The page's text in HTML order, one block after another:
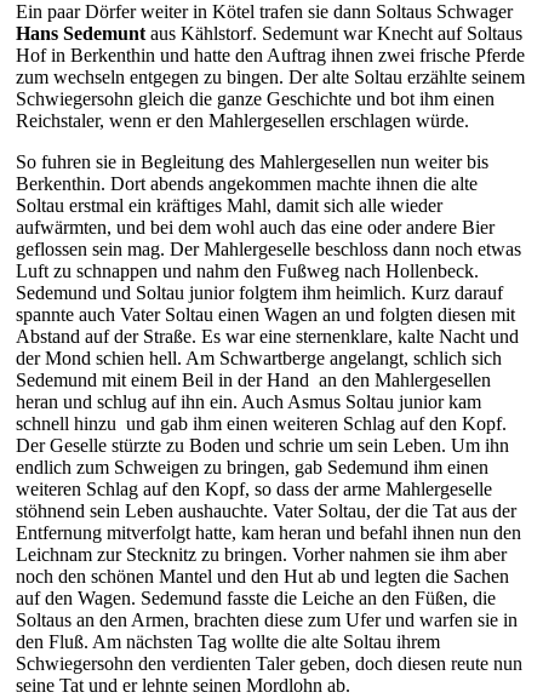
Ein paar Dörfer weiter in Kötel trafen sie dann Soltaus Schwager
Hans Sedemuntaus Kählstorf. Sedemunt war Knecht auf Soltaus
Hof in Berkenthin und hatte den Auftrag ihnen zwei frische Pferde
zum wechseln entgegen zu bingen. Der alte Soltau erzählte seinem
Schwiegersohn gleich die ganze Geschichte und bot ihm einen
Reichstaler, wenn er den Mahlergesellen erschlagen würde.
So fuhren sie in Begleitung des Mahlergesellen nun weiter bis
Berkenthin. Dort abends angekommen machte ihnen die alte
Soltau erstmal ein kräftiges Mahl, damit sich alle wieder
aufwärmten, und bei dem wohl auch das eine oder andere Bier
geflossen sein mag. Der Mahlergeselle beschloss dann noch etwas
Luft zu schnappen und nahm den Fußweg nach Hollenbeck.
Sedemund und Soltau junior folgtem ihm heimlich. Kurz darauf
spannte auch Vater Soltau einen Wagen an und folgten diesen mit
Abstand auf der Straße. Es war eine sternenklare, kalte Nacht und
der Mond schien hell. Am Schwartberge angelangt, schlich sich
Sedemund mit einem Beil in der Hand an den Mahlergesellen
heran und schlug auf ihn ein. Auch Asmus Soltau junior kam
schnell hinzu und gab ihm einen weiteren Schlag auf den Kopf.
Der Geselle stürzte zu Boden und schrie um sein Leben. Um ihn
endlich zum Schweigen zu bringen, gab Sedemund ihm einen
weiteren Schlag auf den Kopf, so dass der arme Mahlergeselle
stöhnend sein Leben aushauchte. Vater Soltau, der die Tat aus der
Entfernung mitverfolgt hatte, kam heran und befahl ihnen nun den
Leichnam zur Stecknitz zu bringen. Vorher nahmen sie ihm aber
noch den schönen Mantel und den Hut ab und legten die Sachen
auf den Wagen. Sedemund fasste die Leiche an den Füßen, die
Soltaus an den Armen, brachten diese zum Ufer und warfen sie in
den Fluß. Am nächsten Tag wollte die alte Soltau ihrem
Schwiegersohn den verdienten Taler geben, doch diesen reute nun
seine Tat und er lehnte seinen Mordlohn ab.